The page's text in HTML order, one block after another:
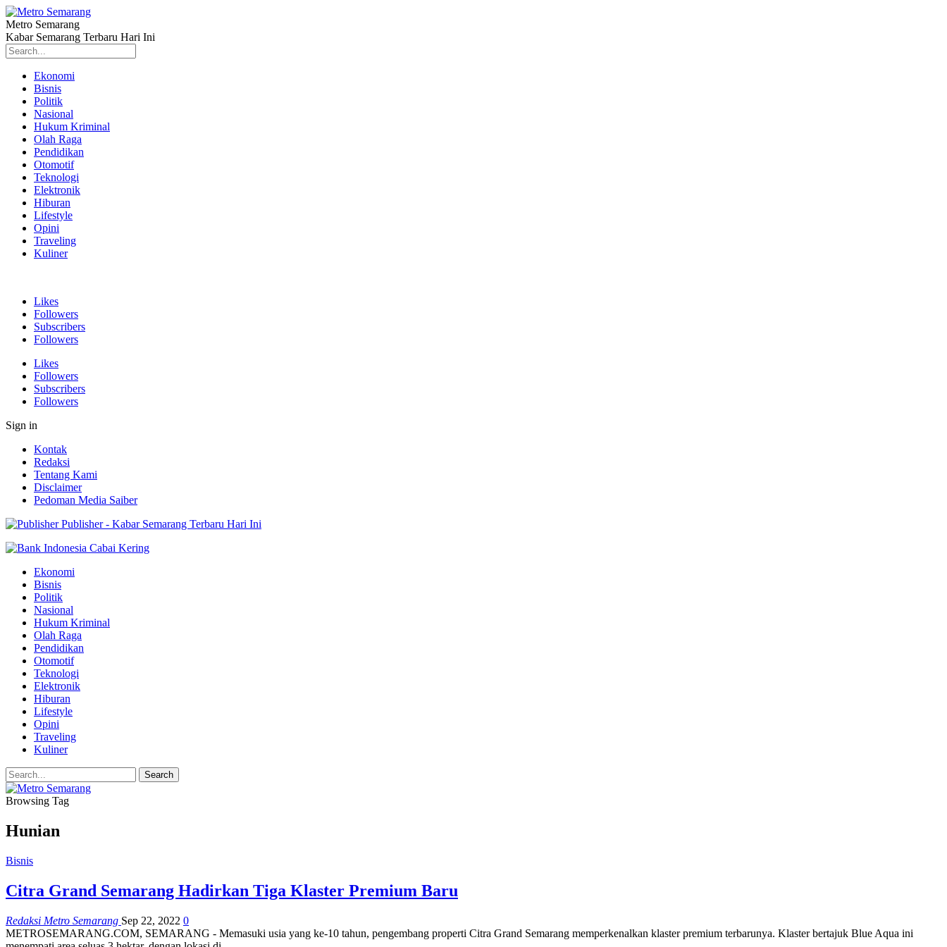
Metro Semarang
Kabar Semarang Terbaru Hari Ini
Ekonomi
Bisnis
Politik
Nasional
Hukum Kriminal
Olah Raga
Pendidikan
Otomotif
Teknologi
Elektronik
Hiburan
Lifestyle
Opini
Traveling
Kuliner
Likes
Followers
Subscribers
Followers
Likes
Followers
Subscribers
Followers
Sign in
Kontak
Redaksi
Tentang Kami
Disclaimer
Pedoman Media Saiber
Publisher - Kabar Semarang Terbaru Hari Ini
Ekonomi
Bisnis
Politik
Nasional
Hukum Kriminal
Olah Raga
Pendidikan
Otomotif
Teknologi
Elektronik
Hiburan
Lifestyle
Opini
Traveling
Kuliner
Browsing Tag
Hunian
Bisnis
Citra Grand Semarang Hadirkan Tiga Klaster Premium Baru
Redaksi Metro Semarang Sep 22, 2022 0
METROSEMARANG.COM, SEMARANG - Memasuki usia yang ke-10 tahun, pengembang properti Citra Grand Semarang memperkenalkan klaster premium terbarunya. Klaster bertajuk Blue Aqua ini